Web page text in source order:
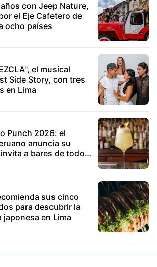
con Jeep Nature,
el Eje Cafetero de
ocho países
el musical
Side Story, con tres
en Lima
Punch 2026: el
anuncia su
a bares de todo
sus cinco
para descubrir la
en Lima